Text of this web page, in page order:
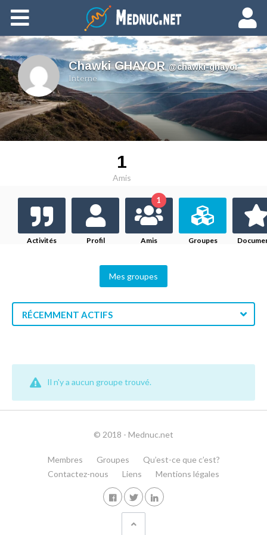
Ajouter du contenu
Chawki GHAYOR, @chawki-ghayor
Interne
1
Amis
Activités Profil Amis
1
Groupes
Mes groupes
RÉCEMMENT ACTIFS
Il n'y a aucun groupe trouvé.
© 2018 - Mednuc.net
Membres Groupes
Qu’est-ce que c’est?
Contactez-nous
Liens Mentions légales